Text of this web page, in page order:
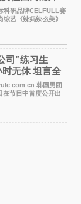
研品牌CELFULL赛
艺《辣妈辣么美》
仪倾情参与，向广大
张，寄语当代女性在
司”练习生
无休 坦言全
cn 韩国男团
在节目中首度公开出
提及经纪公司Pledis
8月2日播出的日本